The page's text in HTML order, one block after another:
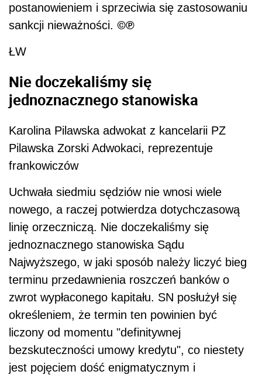
postanowieniem i sprzeciwia się zastosowaniu
sankcji nieważności. ©℗
ŁW
Nie doczekaliśmy się
jednoznacznego stanowiska
Karolina Pilawska adwokat z kancelarii PZ
Pilawska Zorski Adwokaci, reprezentuje
frankowiczów
Uchwała siedmiu sędziów nie wnosi wiele
nowego, a raczej potwierdza dotychczasową
linię orzeczniczą. Nie doczekaliśmy się
jednoznacznego stanowiska Sądu
Najwyższego, w jaki sposób należy liczyć bieg
terminu przedawnienia roszczeń banków o
zwrot wypłaconego kapitału. SN posłużył się
określeniem, że termin ten powinien być
liczony od momentu "definitywnej
bezskuteczności umowy kredytu", co niestety
jest pojęciem dość enigmatycznym i